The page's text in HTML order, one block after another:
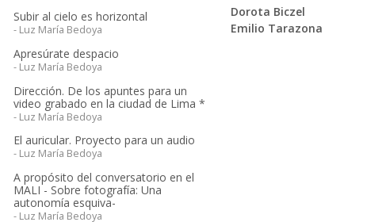
Subir al cielo es horizontal
- Luz María Bedoya
Apresúrate despacio
- Luz María Bedoya
Dirección. De los apuntes para un
video grabado en la ciudad de Lima *
- Luz María Bedoya
El auricular. Proyecto para un audio
- Luz María Bedoya
A propósito del conversatorio en el
MALI - Sobre fotografía: Una
autonomía esquiva-
- Luz María Bedoya
Dorota Biczel
Emilio Tarazona